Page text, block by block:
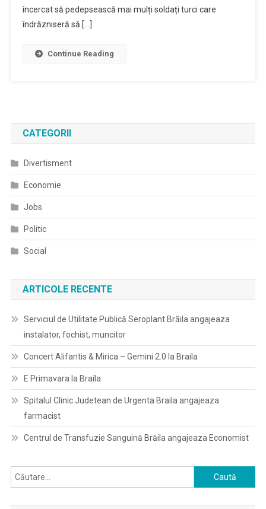
încercat să pedepsească mai mulți soldați turci care
îndrăzniseră să […]
Continue Reading
CATEGORII
Divertisment
Economie
Jobs
Politic
Social
ARTICOLE RECENTE
Serviciul de Utilitate Publică Seroplant Brăila angajeaza
instalator, fochist, muncitor
Concert Alifantis & Mirica – Gemini 2.0 la Braila
E Primavara la Braila
Spitalul Clinic Judetean de Urgenta Braila angajeaza
farmacist
Centrul de Transfuzie Sanguină Brăila angajeaza Economist
Caută
după: